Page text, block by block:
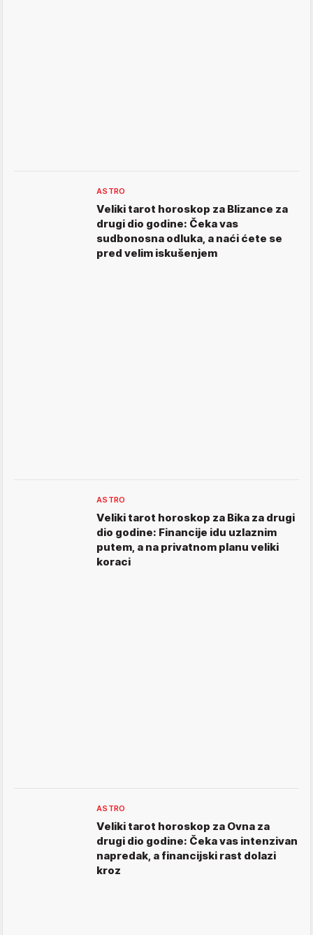
ASTRO
Veliki tarot horoskop za Blizance za
drugi dio godine: Čeka vas
sudbonosna odluka, a naći ćete se
pred velim iskušenjem
ASTRO
Veliki tarot horoskop za Bika za drugi
dio godine: Financije idu uzlaznim
putem, a na privatnom planu veliki
koraci
ASTRO
Veliki tarot horoskop za Ovna za
drugi dio godine: Čeka vas intenzivan
napredak, a financijski rast dolazi
kroz